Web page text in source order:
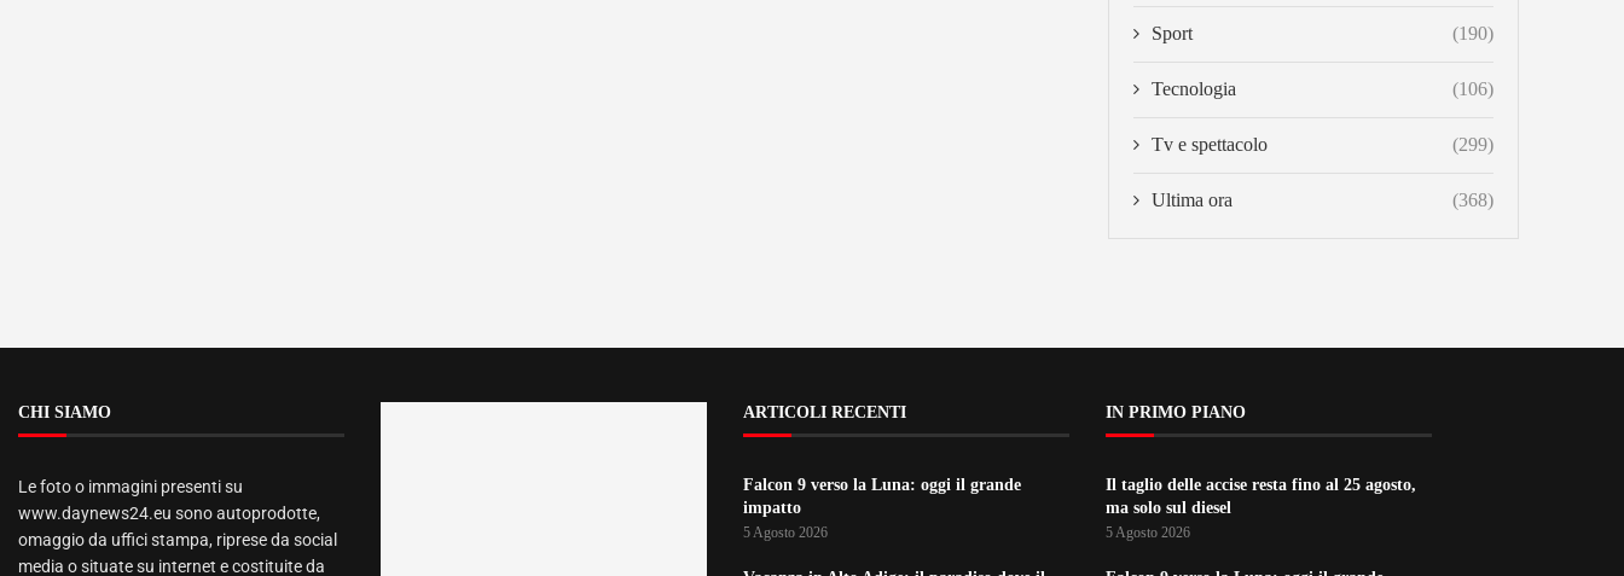
Sport (190)
Tecnologia (106)
Tv e spettacolo (299)
Ultima ora (368)
CHI SIAMO
Le foto o immagini presenti su
www.daynews24.eu sono autoprodotte,
omaggio da uffici stampa, riprese da social
media o situate su internet e costituite da
ARTICOLI RECENTI
Falcon 9 verso la Luna: oggi il grande
impatto
5 Agosto 2026
IN PRIMO PIANO
Il taglio delle accise resta fino al 25 agosto,
ma solo sul diesel
5 Agosto 2026